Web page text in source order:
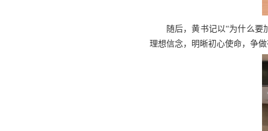
随后，黄书记以“为什么
理想信念，明晰初心使命，争